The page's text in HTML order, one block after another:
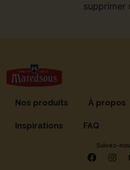
supprimer
Nos produits À propos
Inspirations FAQ
Suivez-